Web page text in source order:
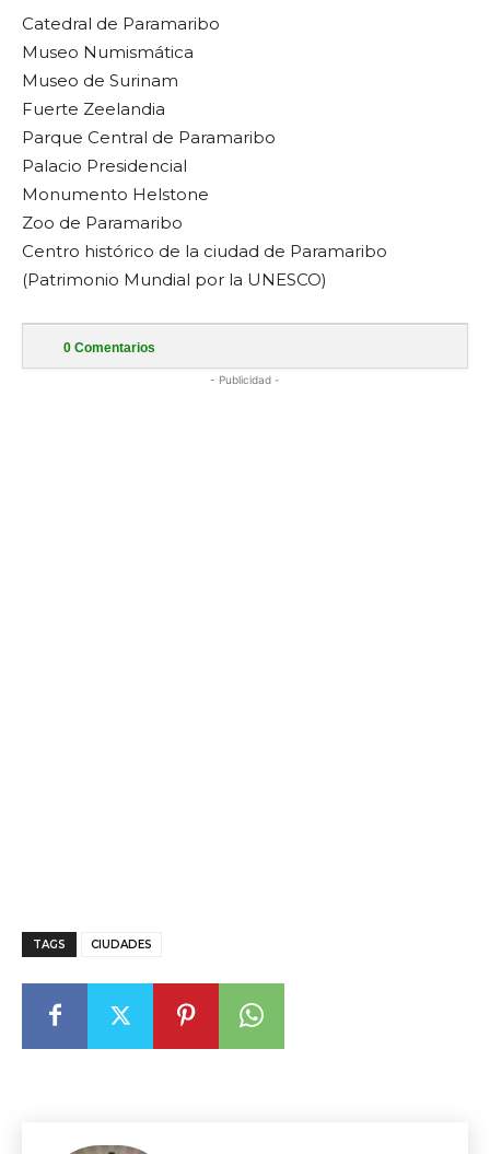
Catedral de Paramaribo
Museo Numismática
Museo de Surinam
Fuerte Zeelandia
Parque Central de Paramaribo
Palacio Presidencial
Monumento Helstone
Zoo de Paramaribo
Centro histórico de la ciudad de Paramaribo
(Patrimonio Mundial por la UNESCO)
0 Comentarios
- Publicidad -
TAGS CIUDADES